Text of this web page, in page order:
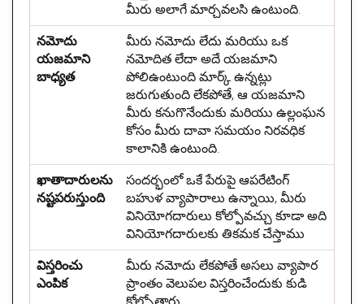
మీరు అలాగే మార్చవలసి ఉంటుంది.
నమోదు
యజమాని
బాధ్యత
మీరు నమోదు లేదు మరియు ఒక
నమోదిత లేదా అదే యజమాని
పోలిఉంటుంది మార్క్ ఉన్నట్లు
జరుగుతుంది లేకపోతే, ఆ యజమాని
మీరు కనుగొనేందుకు మరియు ఉల్లంఘన
కోసం మీరు దావా సమయం నిరవధిక
కాలానికి ఉంటుంది.
ఖాతాదారులను
నష్టపరుస్తుంది
సందర్భంలో ఒకే పేరుపై ఆపరేటింగ్
బహుళ వ్యాపారాలు ఉన్నాయి, మీరు
వినియోగదారులు కోల్పోవచ్చు కూడా అది
వినియోగదారులకు తికమక చేస్తాము
విస్తరించు
ఎంపిక
మీరు నమోదు లేకపోతే అసలు వ్యాపార
ప్రాంతం వెలుపల విస్తరించేందుకు కుడి
కోల్పోతారు.